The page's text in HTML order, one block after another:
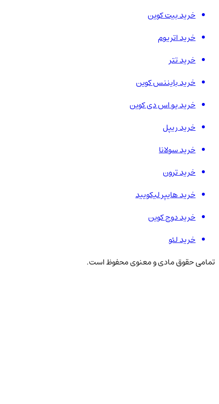
خرید بیت کوین
خرید اتریوم
خرید تتر
خرید بایننس کوین
خرید یو اس دی کوین
خرید ریپل
خرید سولانا
خرید ترون
خرید هایپر لیکویید
خرید دوج کوین
خرید لئو
تمامی حقوق مادی و معنوی محفوظ است.